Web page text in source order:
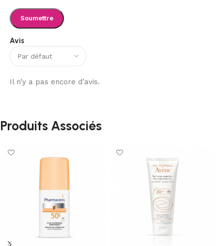
Avis
Il n’y a pas encore d’avis.
Produits Associés